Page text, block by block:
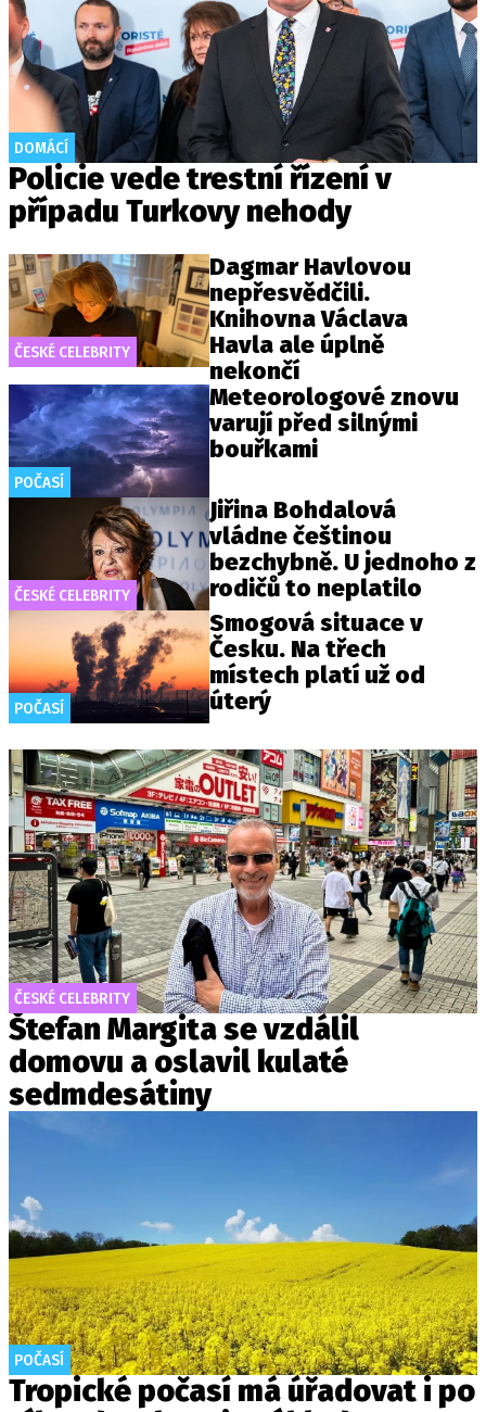
DOMÁCÍ
Policie vede trestní řízení v
případu Turkovy nehody
ČESKÉ CELEBRITY
Dagmar Havlovou
nepřesvědčili.
Knihovna Václava
Havla ale úplně
nekončí
POČASÍ
Meteorologové znovu
varují před silnými
bouřkami
ČESKÉ CELEBRITY
Jiřina Bohdalová
vládne češtinou
bezchybně. U jednoho z
rodičů to neplatilo
POČASÍ
Smogová situace v
Česku. Na třech
místech platí už od
úterý
ČESKÉ CELEBRITY
Štefan Margita se vzdálil
domovu a oslavil kulaté
sedmdesátiny
POČASÍ
Tropické počasí má úřadovat i po